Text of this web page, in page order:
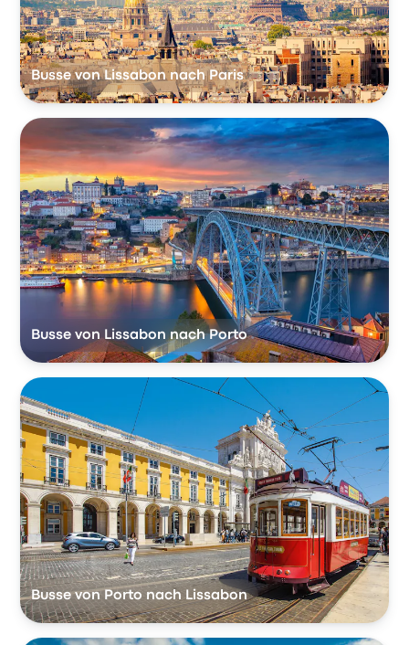
Busse von Lissabon nach Paris
Busse von Lissabon nach Porto
Busse von Porto nach Lissabon